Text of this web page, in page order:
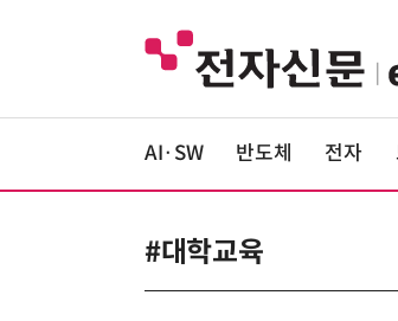
AI·SW 반도체 전자
#대학교육